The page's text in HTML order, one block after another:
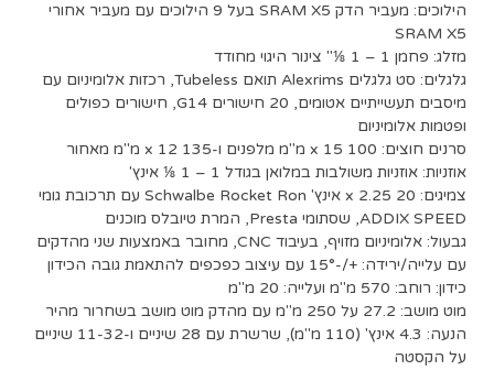
הילוכים: מעביר הדק SRAM X5 בעל 9 הילוכים עם מעביר אחורי
SRAM X5
מזלג: פחמן 1 – 1 ⅛″ צינור היגוי מחודד
גלגלים: סט גלגלים Alexrims תואם Tubeless, רכזות אלומיניום עם
מיסבים תעשייתיים אטומים, 20 חישורים G14, חישורים כפולים
ופטמות אלומיניום
סרנים חוצים: 100 x 15 מ"מ מלפנים ו-135 x 12 מ"מ מאחור
אוזניות: אוזניות משולבות במלואן בגודל 1 – 1 ⅛ אינץ'
צמיגים: 20 x 2.25 אינץ' Schwalbe Rocket Ron עם תרכובת גומי
ADDIX SPEED, שסתומי Presta, המרת טיובלס מוכנים
גבעול: אלומיניום מזויף, בעיבוד CNC, מחובר באמצעות שני מהדקים
עם עלייה/ירידה: +/-15° עם עיצוב כפכפים להתאמת גובה הכידון
כידון: רוחב: 570 מ"מ ועלייה: 20 מ"מ
מוט מושב: 27.2 על 250 מ"מ עם מהדק מוט מושב בשחרור מהיר
הנעה: 4.3 אינץ' (110 מ"מ), שרשרת עם 28 שיניים ו-11-32 שיניים
על הקסטה